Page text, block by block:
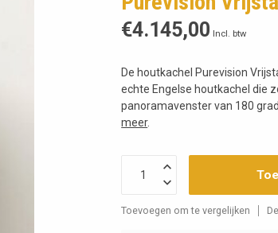
€4.145,00 Incl. btw
De houtkachel Purevision
echte Engelse houtkachel die
panoramavenster van 180
meer.
Toevoegen om te vergelijken